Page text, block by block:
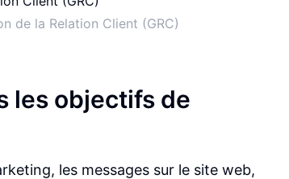
de la Relation Client (GRC)
les objectifs de
les messages sur le site web,